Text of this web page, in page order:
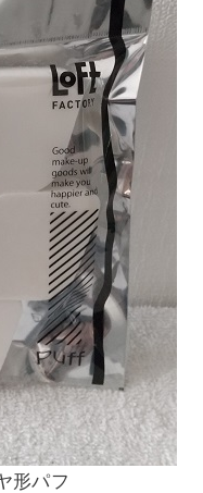
形パフ